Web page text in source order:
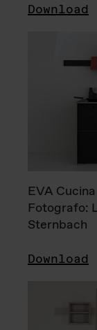
Download
EVA Cucina
Fotografo:
Sternbach
Download